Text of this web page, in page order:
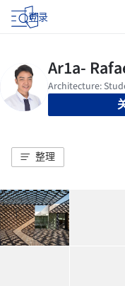
登录
整理